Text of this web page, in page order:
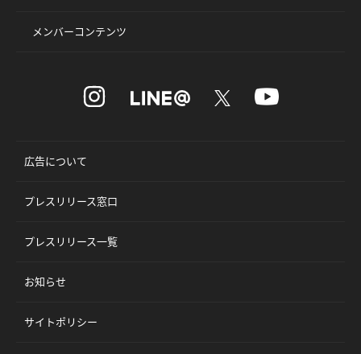
メンバーコンテンツ
広告について
プレスリリース窓口
プレスリリース一覧
お知らせ
サイトポリシー